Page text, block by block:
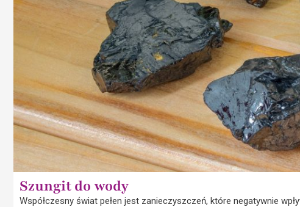
Szungit do wody
Współczesny świat pełen jest zanieczyszczeń, które negatywnie